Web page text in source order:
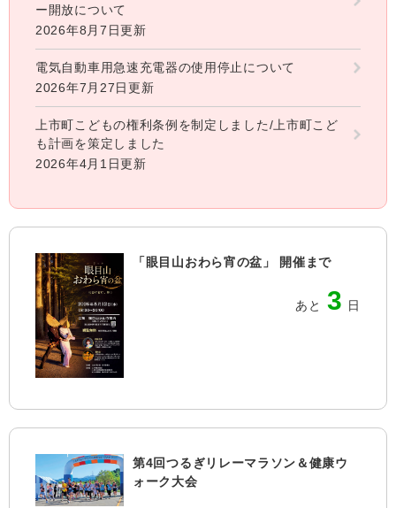
ー開放について
2026年8月7日更新
電気自動車用急速充電器の使用停止について
2026年7月27日更新
上市町こどもの権利条例を制定しました/上市町こど
も計画を策定しました
2026年4月1日更新
「眼目山おわら宵の盆」 開催まで
あと 3 日
第4回つるぎリレーマラソン＆健康ウ
ォーク大会